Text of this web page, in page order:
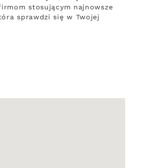
stosującym najnowsze
sprawdzi się w Twojej